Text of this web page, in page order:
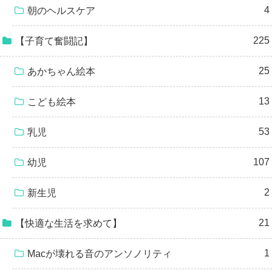
朝のヘルスケア 4
【子育て奮闘記】 225
あかちゃん絵本 25
こども絵本 13
乳児 53
幼児 107
新生児 2
【快適な生活を求めて】 21
Macが壊れる音のアンソノリティ 1